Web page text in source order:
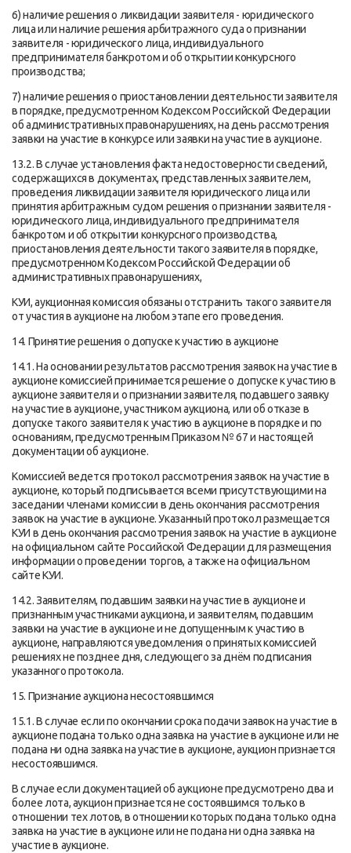
6) наличие решения о ликвидации заявителя - юридического
лица или наличие решения арбитражного суда о признании
заявителя - юридического лица, индивидуального
предпринимателя банкротом и об открытии конкурсного
производства;
7) наличие решения о приостановлении деятельности заявителя
в порядке, предусмотренном Кодексом Российской Федерации
об административных правонарушениях, на день рассмотрения
заявки на участие в конкурсе или заявки на участие в аукционе.
13.2. В случае установления факта недостоверности сведений,
содержащихся в документах, представленных заявителем,
проведения ликвидации заявителя юридического лица или
принятия арбитражным судом решения о признании заявителя -
юридического лица, индивидуального предпринимателя
банкротом и об открытии конкурсного производства,
приостановления деятельности такого заявителя в порядке,
предусмотренном Кодексом Российской Федерации об
административных правонарушениях,
КУИ, аукционная комиссия обязаны отстранить такого заявителя
от участия в аукционе на любом этапе его проведения.
14. Принятие решения о допуске к участию в аукционе
14.1. На основании результатов рассмотрения заявок на участие в
аукционе комиссией принимается решение о допуске к участию в
аукционе заявителя и о признании заявителя, подавшего заявку
на участие в аукционе, участником аукциона, или об отказе в
допуске такого заявителя к участию в аукционе в порядке и по
основаниям, предусмотренным Приказом № 67 и настоящей
документации об аукционе.
Комиссией ведется протокол рассмотрения заявок на участие в
аукционе, который подписывается всеми присутствующими на
заседании членами комиссии в день окончания рассмотрения
заявок на участие в аукционе. Указанный протокол размещается
КУИ в день окончания рассмотрения заявок на участие в аукционе
на официальном сайте Российской Федерации для размещения
информации о проведении торгов, а также на официальном
сайте КУИ.
14.2. Заявителям, подавшим заявки на участие в аукционе и
признанным участниками аукциона, и заявителям, подавшим
заявки на участие в аукционе и не допущенным к участию в
аукционе, направляются уведомления о принятых комиссией
решениях не позднее дня, следующего за днём подписания
указанного протокола.
15. Признание аукциона несостоявшимся
15.1. В случае если по окончании срока подачи заявок на участие в
аукционе подана только одна заявка на участие в аукционе или не
подана ни одна заявка на участие в аукционе, аукцион признается
несостоявшимся.
В случае если документацией об аукционе предусмотрено два и
более лота, аукцион признается не состоявшимся только в
отношении тех лотов, в отношении которых подана только одна
заявка на участие в аукционе или не подана ни одна заявка на
участие в аукционе.